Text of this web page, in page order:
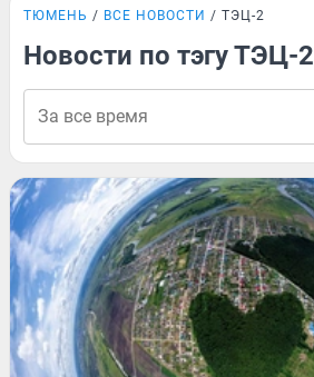
ТЮМЕНЬ ВСЕ НОВОСТИ ТЭЦ-2
Новости по тэгу ТЭЦ-2